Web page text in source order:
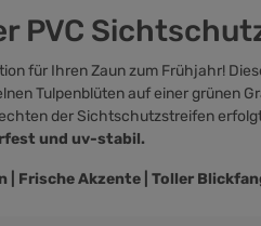
PVC
für Ihren Zaun zum Frühjahr!
Tulpenblüten auf einer grünen
der Sichtschutzstreifen
und uv-stabil.
| Frische Akzente | Toller